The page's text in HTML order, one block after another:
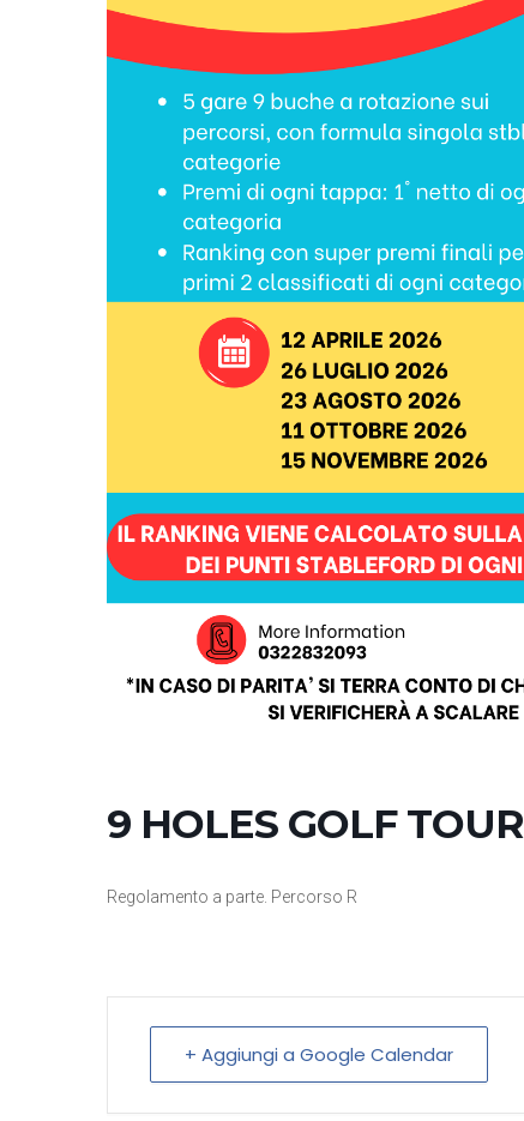
9 HOLES GOLF TOUR
Regolamento a parte. Percorso R
+ Aggiungi a Google Calendar